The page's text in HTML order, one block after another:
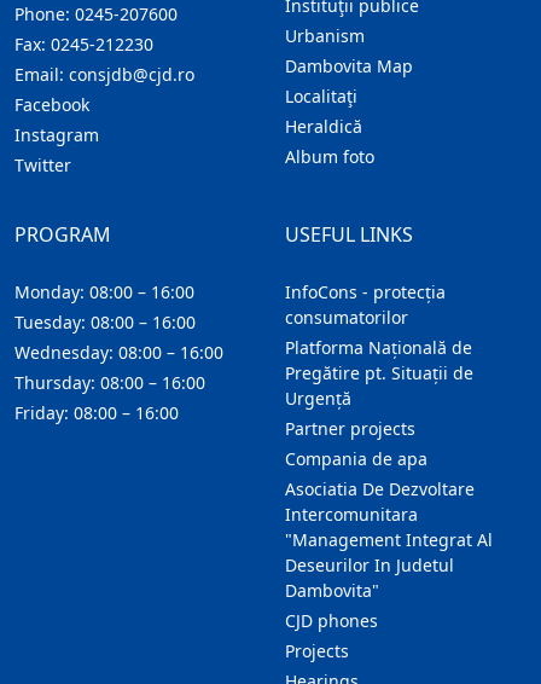
Phone: 0245-207600
Fax: 0245-212230
Email: consjdb@cjd.ro
Facebook
Instagram
Twitter
Instituţii publice
Urbanism
Dambovita Map
Localitaţi
Heraldică
Album foto
USEFUL LINKS
InfoCons - protecția
consumatorilor
Platforma Națională de
Pregătire pt. Situații de
Urgență
Partner projects
Compania de apa
Asociatia De Dezvoltare
Intercomunitara
"Management Integrat Al
Deseurilor In Judetul
Dambovita"
CJD phones
Projects
PROGRAM
Monday: 08:00 – 16:00
Tuesday: 08:00 – 16:00
Wednesday: 08:00 – 16:00
Thursday: 08:00 – 16:00
Friday: 08:00 – 16:00